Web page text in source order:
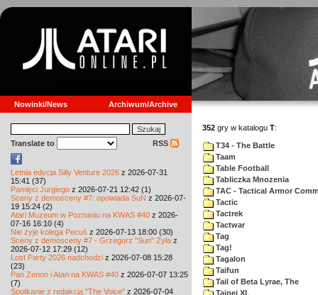
Nowinki/News Archiwum/Archive
Translate to RSS
Letnia edycja Silly Venture 2026 z 2026-07-31
15:41 (37)
Pamięci Jurgiego z 2026-07-21 12:42 (1)
Sceny z demosceny #7: opowiada SuN z 2026-07-
19 15:24 (2)
Atari Muzeum w Poznaniu na KWAS #40 z 2026-
07-16 16:10 (4)
Nie żyje kolega Pecuś z 2026-07-13 18:00 (30)
Sceny z demosceny #7 - Grzegorz "Sun" Żyła z
2026-07-12 17:29 (12)
Lost Party 2026 nadchodzi z 2026-07-08 15:28
(23)
Pan Zenon i Atari na KWAS #40 z 2026-07-07 13:25
(7)
Spotkanie z redakcją "The Voice" z 2026-07-04
352 gry w katalogu T:
T34 - The Battle
Taam
Table Football
Tabliczka Mnozenia
TAC - Tactical Armor
Tactic
Tactrek
Tactwar
Tag
Tag!
Tagalon
Taifun
Tail of Beta Lyrae, The
Taipei XL